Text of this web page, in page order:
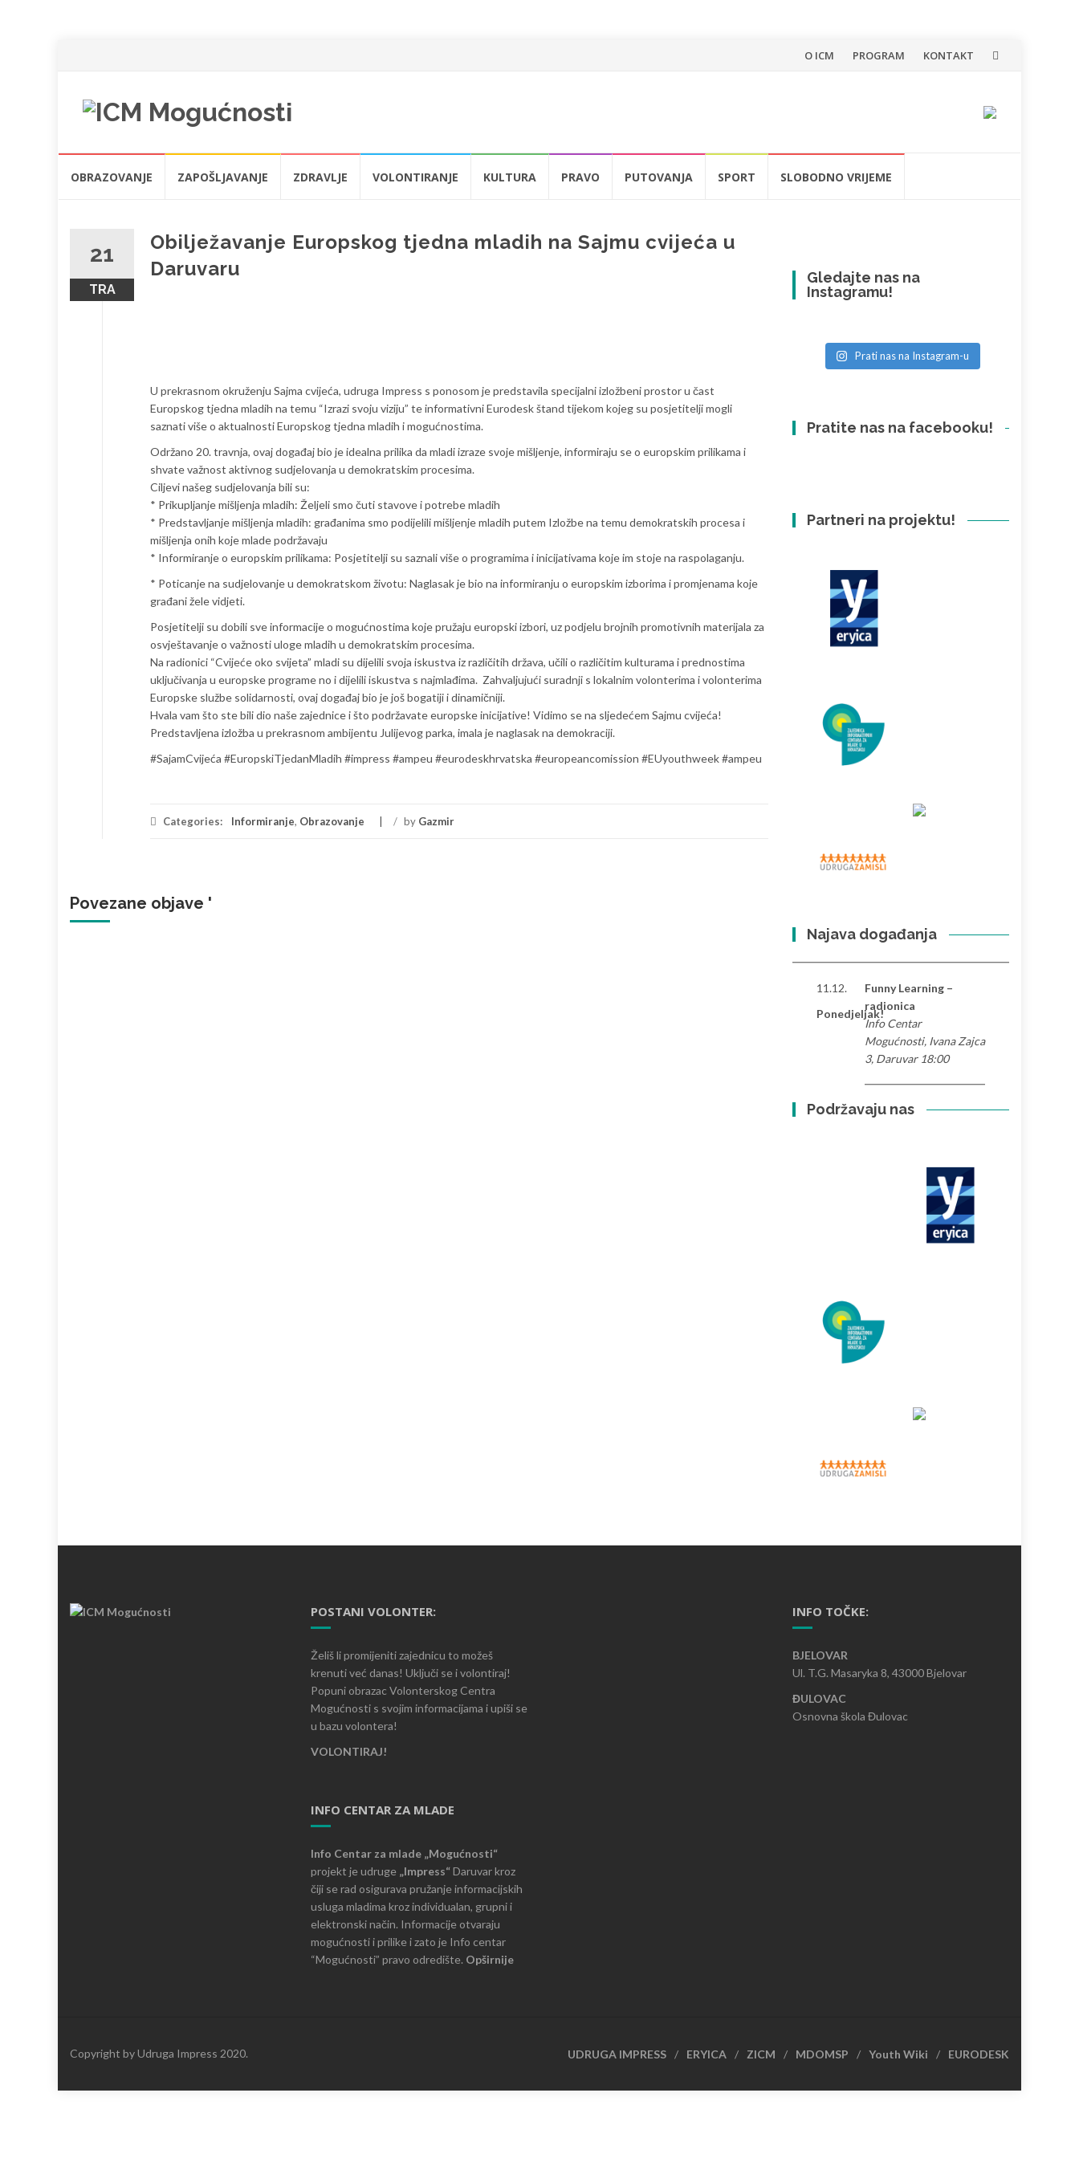
Skip
O ICM PROGRAM KONTAKT
OBRAZOVANJE ZAPOŠLJAVANJE ZDRAVLJE VOLONTIRANJE KULTURA PRAVO PUTOVANJA SPORT SLOBODNO VRIJEME
21
TRA
Obilježavanje Europskog tjedna mladih na Sajmu cvijeća u
Daruvaru
U prekrasnom okruženju Sajma cvijeća, udruga Impress s ponosom je predstavila specijalni izložbeni prostor u čast
Europskog tjedna mladih na temu “Izrazi svoju viziju” te informativni Eurodesk štand tijekom kojeg su posjetitelji mogli
saznati više o aktualnosti Europskog tjedna mladih i mogućnostima.
Održano 20. travnja, ovaj događaj bio je idealna prilika da mladi izraze svoje mišljenje, informiraju se o europskim prilikama i
shvate važnost aktivnog sudjelovanja u demokratskim procesima.
Ciljevi našeg sudjelovanja bili su:
* Prikupljanje mišljenja mladih: Željeli smo čuti stavove i potrebe mladih
* Predstavljanje mišljenja mladih: građanima smo podijelili mišljenje mladih putem Izložbe na temu demokratskih procesa i
mišljenja onih koje mlade podržavaju
* Informiranje o europskim prilikama: Posjetitelji su saznali više o programima i inicijativama koje im stoje na raspolaganju.
* Poticanje na sudjelovanje u demokratskom životu: Naglasak je bio na informiranju o europskim izborima i promjenama koje
građani žele vidjeti.
Posjetitelji su dobili sve informacije o mogućnostima koje pružaju europski izbori, uz podjelu brojnih promotivnih materijala za
osvještavanje o važnosti uloge mladih u demokratskim procesima.
Na radionici “Cvijeće oko svijeta” mladi su dijelili svoja iskustva iz različitih država, učili o različitim kulturama i prednostima
uključivanja u europske programe no i dijelili iskustva s najmlađima. Zahvaljujući suradnji s lokalnim volonterima i volonterima
Europske službe solidarnosti, ovaj događaj bio je još bogatiji i dinamičniji.
Hvala vam što ste bili dio naše zajednice i što podržavate europske inicijative! Vidimo se na sljedećem Sajmu cvijeća!
Predstavljena izložba u prekrasnom ambijentu Julijevog parka, imala je naglasak na demokraciji.
#SajamCvijeća #EuropskiTjedanMladih #impress #ampeu #eurodeskhrvatska #europeancomission #EUyouthweek #ampeu
Categories: Informiranje, Obrazovanje / by Gazmir
Povezane objave '
Gledajte nas na
Instagramu!
Prati nas na Instagram-u
Pratite nas na facebooku!
Partneri na projektu!
Najava događanja
11.12.
Ponedjeljak!
Funny Learning –
radionica
Info Centar
Mogućnosti, Ivana Zajca
3, Daruvar 18:00
Podržavaju nas
POSTANI VOLONTER:
Želiš li promijeniti zajednicu to možeš
krenuti već danas! Uključi se i volontiraj!
Popuni obrazac Volonterskog Centra
Mogućnosti s svojim informacijama i upiši se
u bazu volontera!
VOLONTIRAJ!
INFO CENTAR ZA MLADE
Info Centar za mlade „Mogućnosti“
projekt je udruge „Impress“Daruvar kroz
čiji se rad osigurava pružanje informacijskih
usluga mladima kroz individualan, grupni i
elektronski način. Informacije otvaraju
mogućnosti i prilike i zato je Info centar
“Mogućnosti” pravo odredište. Opširnije
INFO TOČKE:
BJELOVAR
Ul. T.G. Masaryka 8, 43000 Bjelovar
ĐULOVAC
Osnovna škola Đulovac
UDRUGA IMPRESS ERYICA ZICM MDOMSP Youth Wiki EURODESK
Copyright by Udruga Impress 2020.